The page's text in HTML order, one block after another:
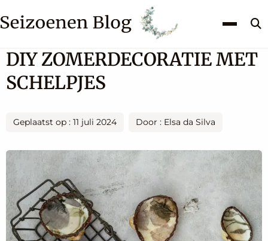
DIY ZOMERDECORATIE MET
SCHELPJES
Geplaatst op : 11 juli 2024 Door : Elsa da Silva